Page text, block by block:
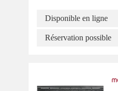
Disponible en ligne
Réservation possible